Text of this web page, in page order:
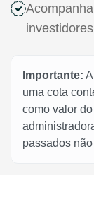
investidores
Importante:
uma cota
como valor
passados